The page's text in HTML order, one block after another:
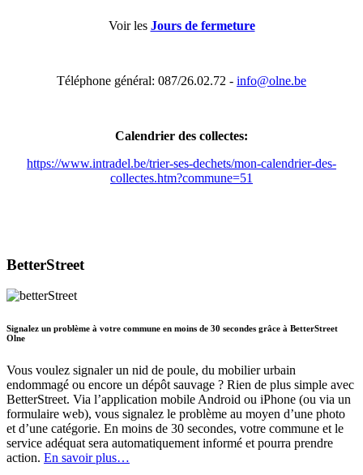
Voir les Jours de fermeture
Téléphone général: 087/26.02.72 - info@olne.be
Calendrier des collectes:
https://www.intradel.be/trier-ses-dechets/mon-calendrier-des-
collectes.htm?commune=51
BetterStreet
Signalez un problème à votre commune en moins de 30 secondes grâce à BetterStreet
Olne
Vous voulez signaler un nid de poule, du mobilier urbain
endommagé ou encore un dépôt sauvage ? Rien de plus simple avec
BetterStreet. Via l’application mobile Android ou iPhone (ou via un
formulaire web), vous signalez le problème au moyen d’une photo
et d’une catégorie. En moins de 30 secondes, votre commune et le
service adéquat sera automatiquement informé et pourra prendre
action. En savoir plus…